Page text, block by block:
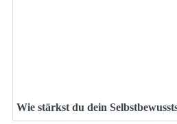
Wie stärkst du dein